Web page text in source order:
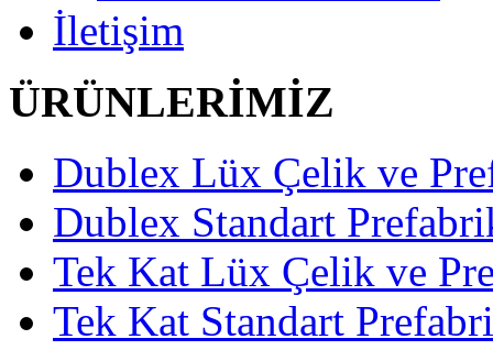
İletişim
ÜRÜNLERİMİZ
Dublex Lüx Çelik ve
Dublex Standart
Tek Kat Lüx Çelik ve
Tek Kat Standart